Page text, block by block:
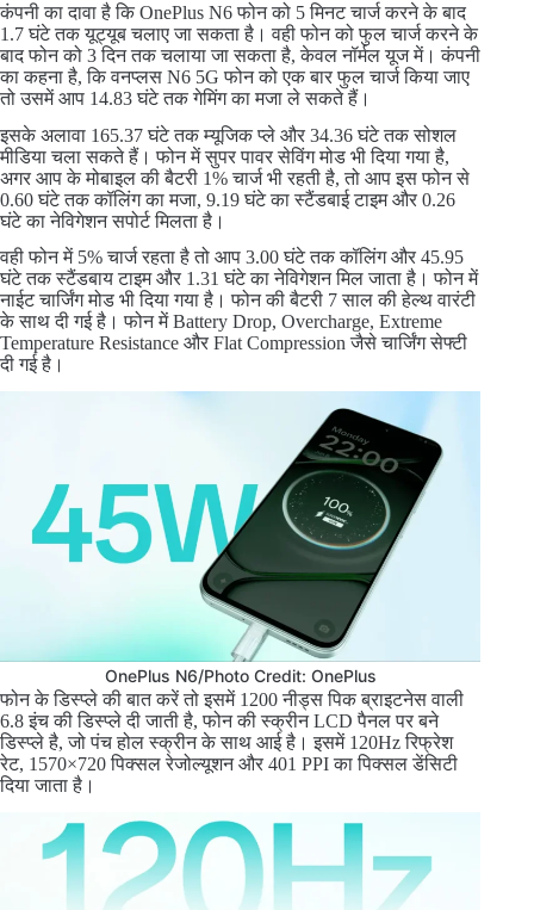
कंपनी का दावा है कि OnePlus N6 फोन को 5 मिनट चार्ज करने के बाद
1.7 घंटे तक यूट्यूब चलाए जा सकता है। वही फोन को फुल चार्ज करने के
बाद फोन को 3 दिन तक चलाया जा सकता है, केवल नॉर्मल यूज में। कंपनी
का कहना है, कि वनप्लस N6 5G फोन को एक बार फुल चार्ज किया जाए
तो उसमें आप 14.83 घंटे तक गेमिंग का मजा ले सकते हैं।
इसके अलावा 165.37 घंटे तक म्यूजिक प्ले और 34.36 घंटे तक सोशल
मीडिया चला सकते हैं। फोन में सुपर पावर सेविंग मोड भी दिया गया है,
अगर आप के मोबाइल की बैटरी 1% चार्ज भी रहती है, तो आप इस फोन से
0.60 घंटे तक कॉलिंग का मजा, 9.19 घंटे का स्टैंडबाई टाइम और 0.26
घंटे का नेविगेशन सपोर्ट मिलता है।
वही फोन में 5% चार्ज रहता है तो आप 3.00 घंटे तक कॉलिंग और 45.95
घंटे तक स्टैंडबाय टाइम और 1.31 घंटे का नेविगेशन मिल जाता है। फोन में
नाईट चार्जिंग मोड भी दिया गया है। फोन की बैटरी 7 साल की हेल्थ वारंटी
के साथ दी गई है। फोन में Battery Drop, Overcharge, Extreme
Temperature Resistance और Flat Compression जैसे चार्जिंग सेफ्टी
दी गई है।
OnePlus N6/Photo Credit: OnePlus
फोन के डिस्प्ले की बात करें तो इसमें 1200 नीड्स पिक ब्राइटनेस वाली
6.8 इंच की डिस्प्ले दी जाती है, फोन की स्क्रीन LCD पैनल पर बने
डिस्प्ले है, जो पंच होल स्क्रीन के साथ आई है। इसमें 120Hz रिफ्रेश
रेट, 1570×720 पिक्सल रेजोल्यूशन और 401 PPI का पिक्सल डेंसिटी
दिया जाता है।